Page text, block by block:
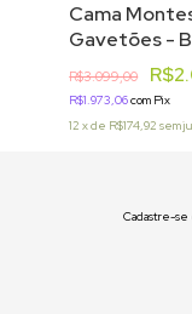
Cama
Gavetões -
R$3.099,00
R$1.973,06com Pix
12 xde R$174,92 sem
Cadastre-se